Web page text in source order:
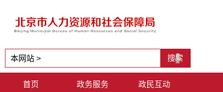
首页 政务服务 政民互动